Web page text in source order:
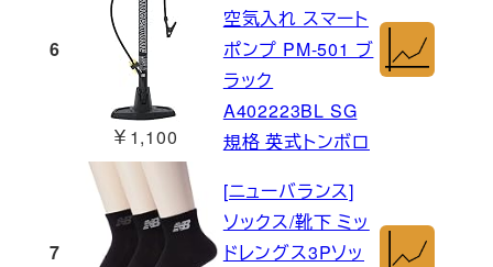
6
￥1,100
空気入れ スマート
ポンプ PM-501 ブ
ラック
A402223BL SG
規格 英式トンボロ
7
[ニューバランス]
ソックス/靴下 ミッ
ドレングス3Pソッ